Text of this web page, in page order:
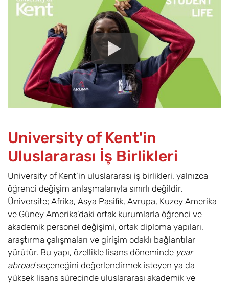
İş Analitiği ve
Yönetimi /
Analytics and
Management
BSc (Hons)
Eylül £20.700
İşletme /
Business BA
Eylül
İşletme Bilgi
Teknolojisi /
Information
Technology BSc
(Hons)
6 Eylül
İşletme ve
Pazarlama /
Business and
Marketing BSc
(Hons)
6 Eylül £20.700
University of Kent'in
Uluslararası İş Birlikleri
University of Kent’in uluslararası iş birlikleri, yalnızca
öğrenci değişim anlaşmalarıyla sınırlı değildir.
Üniversite; Afrika, Asya Pasifik, Avrupa, Kuzey Amerika
ve Güney Amerika’daki ortak kurumlarla öğrenci ve
akademik personel değişimi, ortak diploma yapıları,
araştırma çalışmaları ve girişim odaklı bağlantılar
yürütür. Bu yapı, özellikle lisans döneminde year
abroadseçeneğini değerlendirmek isteyen ya da
yüksek lisans sürecinde uluslararası akademik ve